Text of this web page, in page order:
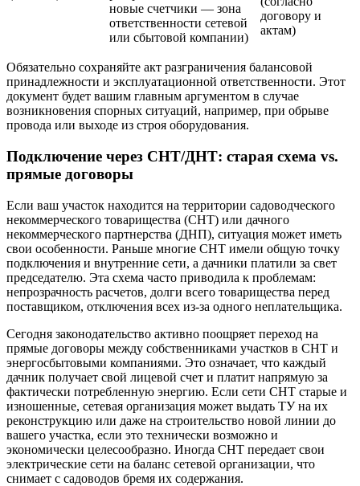
новые счетчики — зона
ответственности сетевой
или сбытовой компании)
договору и
актам)
Обязательно сохраняйте акт разграничения балансовой
принадлежности и эксплуатационной ответственности. Этот
документ будет вашим главным аргументом в случае
возникновения спорных ситуаций, например, при обрыве
провода или выходе из строя оборудования.
Подключение через СНТ/ДНТ: старая схема vs.
прямые договоры
Если ваш участок находится на территории садоводческого
некоммерческого товарищества (СНТ) или дачного
некоммерческого партнерства (ДНП), ситуация может иметь
свои особенности. Раньше многие СНТ имели общую точку
подключения и внутренние сети, а дачники платили за свет
председателю. Эта схема часто приводила к проблемам:
непрозрачность расчетов, долги всего товарищества перед
поставщиком, отключения всех из-за одного неплательщика.
Сегодня законодательство активно поощряет переход на
прямые договоры между собственниками участков в СНТ и
энергосбытовыми компаниями. Это означает, что каждый
дачник получает свой лицевой счет и платит напрямую за
фактически потребленную энергию. Если сети СНТ старые и
изношенные, сетевая организация может выдать ТУ на их
реконструкцию или даже на строительство новой линии до
вашего участка, если это технически возможно и
экономически целесообразно. Иногда СНТ передает свои
электрические сети на баланс сетевой организации, что
снимает с садоводов бремя их содержания.